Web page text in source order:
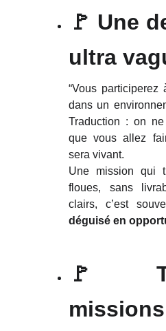
🚩 Une
ultra
“Vous participerez
dans un
Traduction : on
que vous allez
sera vivant.
Une mission qui
floues, sans
clairs, c’est
déguisé en
🚩